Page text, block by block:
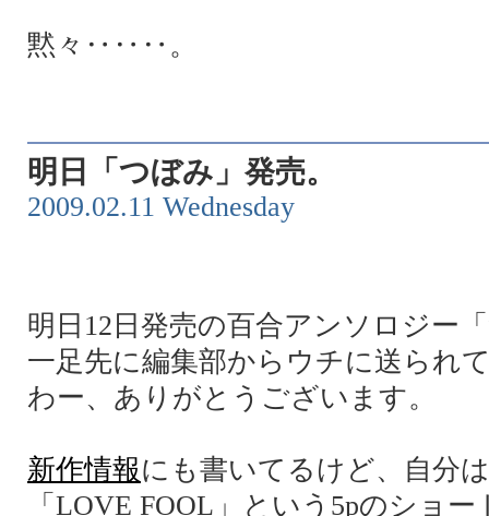
黙々‥‥‥。
明日「つぼみ」発売。
2009.02.11 Wednesday
明日12日発売の百合アンソロジー
一足先に編集部からウチに送られ
わー、ありがとうございます。
新作情報にも書いてるけど、自分は
「LOVE FOOL」という5pのショー